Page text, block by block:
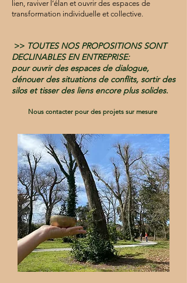
lien, raviver l’élan et ouvrir des espaces de
transformation individuelle et collective.
>> TOUTES NOS PROPOSITIONS SONT
DECLINABLES EN ENTREPRISE:
pour ouvrir des espaces de dialogue,
dénouer des situations de conflits, sortir des
silos et tisser des liens encore plus solides.
Nous contacter pour des projets sur mesure